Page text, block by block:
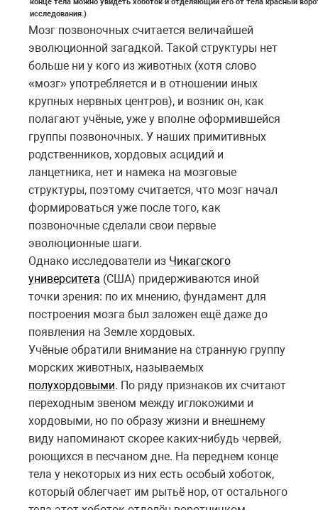
исследования.)
Мозг позвоночных считается величайшей
эволюционной загадкой. Такой структуры нет
больше ни у кого из животных (хотя слово
«мозг» употребляется и в отношении иных
крупных нервных центров), и возник он, как
полагают учёные, уже у вполне оформившейся
группы позвоночных. У наших примитивных
родственников, хордовых асцидий и
ланцетника, нет и намека на мозговые
структуры, поэтому считается, что мозг начал
формироваться уже после того, как
позвоночные сделали свои первые
эволюционные шаги.
Однако исследователи из Чикагского
университета (США) придерживаются иной
точки зрения: по их мнению, фундамент для
построения мозга был заложен ещё даже до
появления на Земле хордовых.
Учёные обратили внимание на странную группу
морских животных, называемых
полухордовыми. По ряду признаков их считают
переходным звеном между иглокожими и
хордовыми, но по образу жизни и внешнему
виду напоминают скорее каких-нибудь червей,
роющихся в песчаном дне. На переднем конце
тела у некоторых из них есть особый хоботок,
который облегчает им рытьё нор, от остального